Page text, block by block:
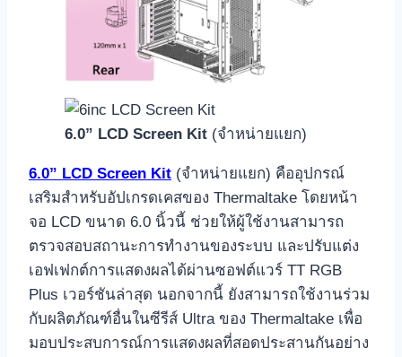
6.0” LCD Screen Kit (จำหน่ายแยก)
6.0” LCD Screen Kit (จำหน่ายแยก) คืออุปกรณ์
เสริมสำหรับอัปเกรดเคสของ Thermaltake โดยหน้า
จอ LCD ขนาด 6.0 นิ้วนี้ ช่วยให้ผู้ใช้งานสามารถ
ตรวจสอบสถานะการทำงานของระบบ และปรับแต่ง
เอฟเฟกต์การแสดงผลได้ผ่านซอฟต์แวร์ TT RGB
Plus เวอร์ชันล่าสุด นอกจากนี้ ยังสามารถใช้งานร่วม
กับผลิตภัณฑ์อื่นในซีรีส์ Ultra ของ Thermaltake เพื่อ
มอบประสบการณ์การแสดงผลที่สอดประสานกันอย่าง